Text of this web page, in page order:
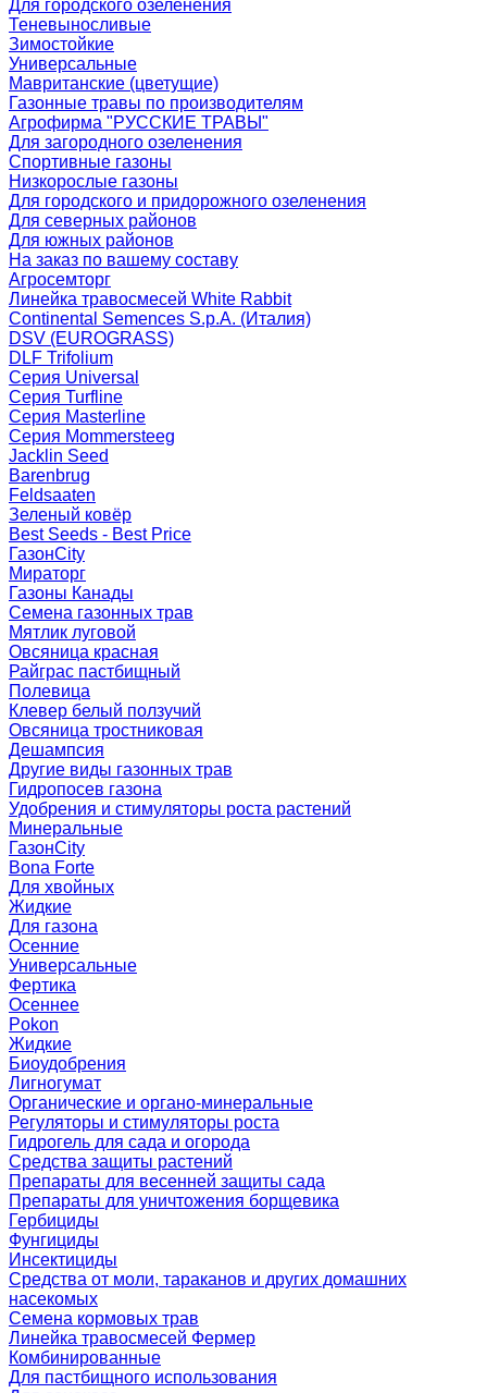
Для городского озеленения
Теневыносливые
Зимостойкие
Универсальные
Мавританские (цветущие)
Газонные травы по производителям
Агрофирма "РУССКИЕ ТРАВЫ"
Для загородного озеленения
Спортивные газоны
Низкорослые газоны
Для городского и придорожного озеленения
Для северных районов
Для южных районов
На заказ по вашему составу
Агросемторг
Линейка травосмесей White Rabbit
Continental Semences S.p.A. (Италия)
DSV (EUROGRASS)
DLF Trifolium
Серия Universal
Серия Turfline
Серия Masterline
Серия Mommersteeg
Jacklin Seed
Barenbrug
Feldsaaten
Зеленый ковёр
Best Seeds - Best Price
ГазонCity
Мираторг
Газоны Канады
Семена газонных трав
Мятлик луговой
Овсяница красная
Райграс пастбищный
Полевица
Клевер белый ползучий
Овсяница тростниковая
Дешампсия
Другие виды газонных трав
Гидропосев газона
Удобрения и стимуляторы роста растений
Минеральные
ГазонCity
Bona Forte
Для хвойных
Жидкие
Для газона
Осенние
Универсальные
Фертика
Осеннее
Pokon
Жидкие
Биоудобрения
Лигногумат
Органические и органо-минеральные
Регуляторы и стимуляторы роста
Гидрогель для сада и огорода
Средства защиты растений
Препараты для весенней защиты сада
Препараты для уничтожения борщевика
Гербициды
Фунгициды
Инсектициды
Средства от моли, тараканов и других домашних
насекомых
Семена кормовых трав
Линейка травосмесей Фермер
Комбинированные
Для пастбищного использования